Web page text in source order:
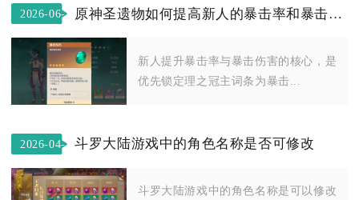
2026-06-
原神圣遗物如何提高新人的暴击率和暴击伤害
新人提升暴击率与暴击伤害的核心，是
优先锁定理之冠主词条为暴击...
2026-04-
斗罗大陆游戏中的角色名称是否可修改
斗罗大陆游戏中的角色名称是可以修改